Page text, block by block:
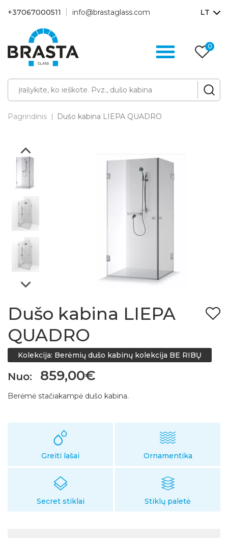
+37067000511 info@brastaglass.com LT
0
Pagrindinis Dušo kabina LIEPA QUADRO
Dušo kabina LIEPA
QUADRO
Kolekcija: Berėmių dušo kabinų kolekcija BE RIBŲ
Nuo: 859,00€
Berėmė stačiakampė dušo kabina.
Greiti lašai Ornamentika
Secret stiklai Stiklų paletė